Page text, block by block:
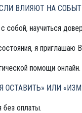
ВЛИЯЮТ НА
с собой, научиться
я приглашаю
помощи онлайн.
ОСТАВИТЬ» ИЛИ
без оплаты.